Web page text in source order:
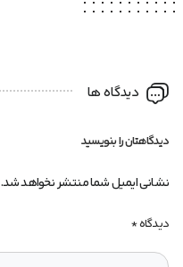
دیدگاه ها
دیدگاهتان را بنویسید
نشانی ایمیل شما منتشر نخواهد شد.
دیدگاه*